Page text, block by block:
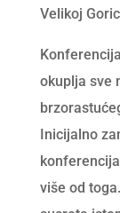
Velikoj
okuplja sve
Inicijalno
više od